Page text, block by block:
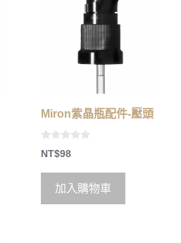
Miron紫晶瓶配件-壓頭
0
o
t
5
NT$98
加入購物車